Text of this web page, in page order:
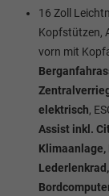
16 Zoll
Kopfstützen,
vorn mit
elektrisch,
Assist inkl.